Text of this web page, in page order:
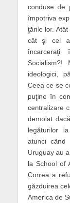
conduse de
împotriva
ţările lor.
cât şi cel
încarceraţi
ideologici,
Ceea ce se
puţine în
centralizare
demolat
legăturilor
atunci când
Uruguay au
la School of
Correa a
găzduirea
America de